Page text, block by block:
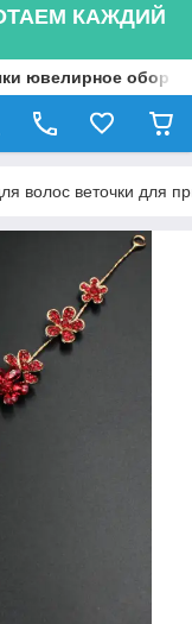
КАЖДИЙ
ювелирное
волос веточки для